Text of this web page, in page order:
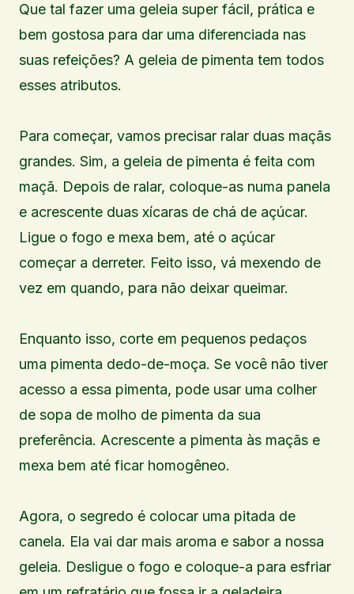
Que tal fazer uma geleia super fácil, prática e
bem gostosa para dar uma diferenciada nas
suas refeições? A geleia de pimenta tem todos
esses atributos.
Para começar, vamos precisar ralar duas maçãs
grandes. Sim, a geleia de pimenta é feita com
maçã. Depois de ralar, coloque-as numa panela
e acrescente duas xícaras de chá de açúcar.
Ligue o fogo e mexa bem, até o açúcar
começar a derreter. Feito isso, vá mexendo de
vez em quando, para não deixar queimar.
Enquanto isso, corte em pequenos pedaços
uma pimenta dedo-de-moça. Se você não tiver
acesso a essa pimenta, pode usar uma colher
de sopa de molho de pimenta da sua
preferência. Acrescente a pimenta às maçãs e
mexa bem até ficar homogêneo.
Agora, o segredo é colocar uma pitada de
canela. Ela vai dar mais aroma e sabor a nossa
geleia. Desligue o fogo e coloque-a para esfriar